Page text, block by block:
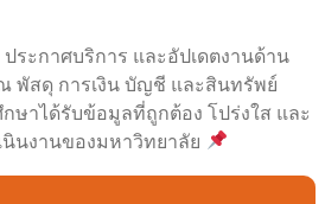
ระกาศบริการ และอัปเดตงานด้าน
พัสดุ การเงิน บัญชี และสินทรัพย์
ษาได้รับข้อมูลที่ถูกต้อง โปร่งใส และ
นงานของมหาวิทยาลัย